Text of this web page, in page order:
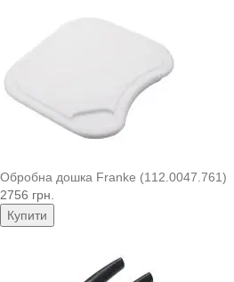
Обробна дошка Franke (112.0047.761)
2756 грн.
Купити